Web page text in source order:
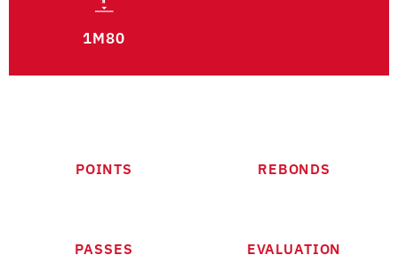
1M80
POINTS REBONDS
PASSES EVALUATION